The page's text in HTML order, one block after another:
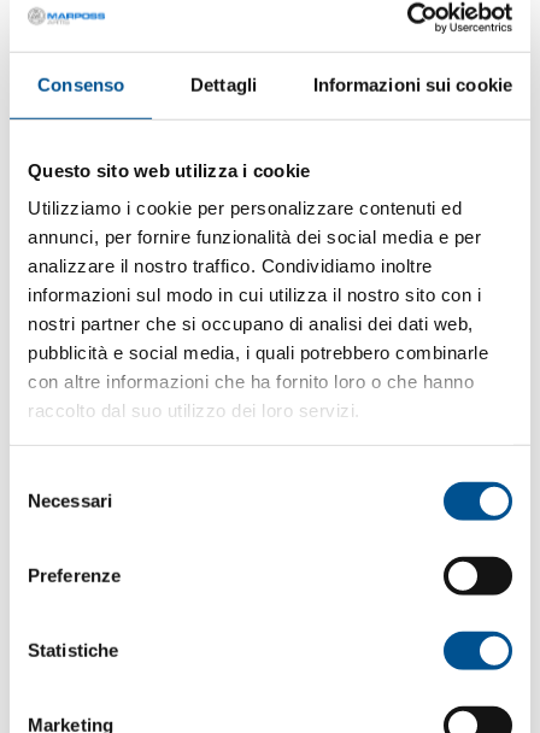
Consenso Dettagli Informazioni sui cookie
Questo sito web utilizza i cookie
Utilizziamo i cookie per personalizzare contenuti ed
annunci, per fornire funzionalità dei social media e per
analizzare il nostro traffico. Condividiamo inoltre
informazioni sul modo in cui utilizza il nostro sito con i
nostri partner che si occupano di analisi dei dati web,
pubblicità e social media, i quali potrebbero combinarle
con altre informazioni che ha fornito loro o che hanno
raccolto dal suo utilizzo dei loro servizi.
delNecessari
Preferenze
Statistiche
Marketing
Motivo del contatto *
Per consentire la consegna del messaggio direttamente
Industria Aerospaziale
Misura flessibile senza contatto